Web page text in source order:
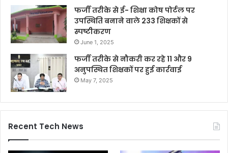
फर्जी तरीके से ई- शिक्षा कोष पोर्टल पर
उपस्थिति बनाने वाले 233 शिक्षकों से
स्पष्टीकरण
June 1, 2025
फर्जी तरीके से नौकरी कर रहे 11 और 9
अनुपस्थित शिक्षकों पर हुई कार्रवाई
May 7, 2025
Recent Tech News